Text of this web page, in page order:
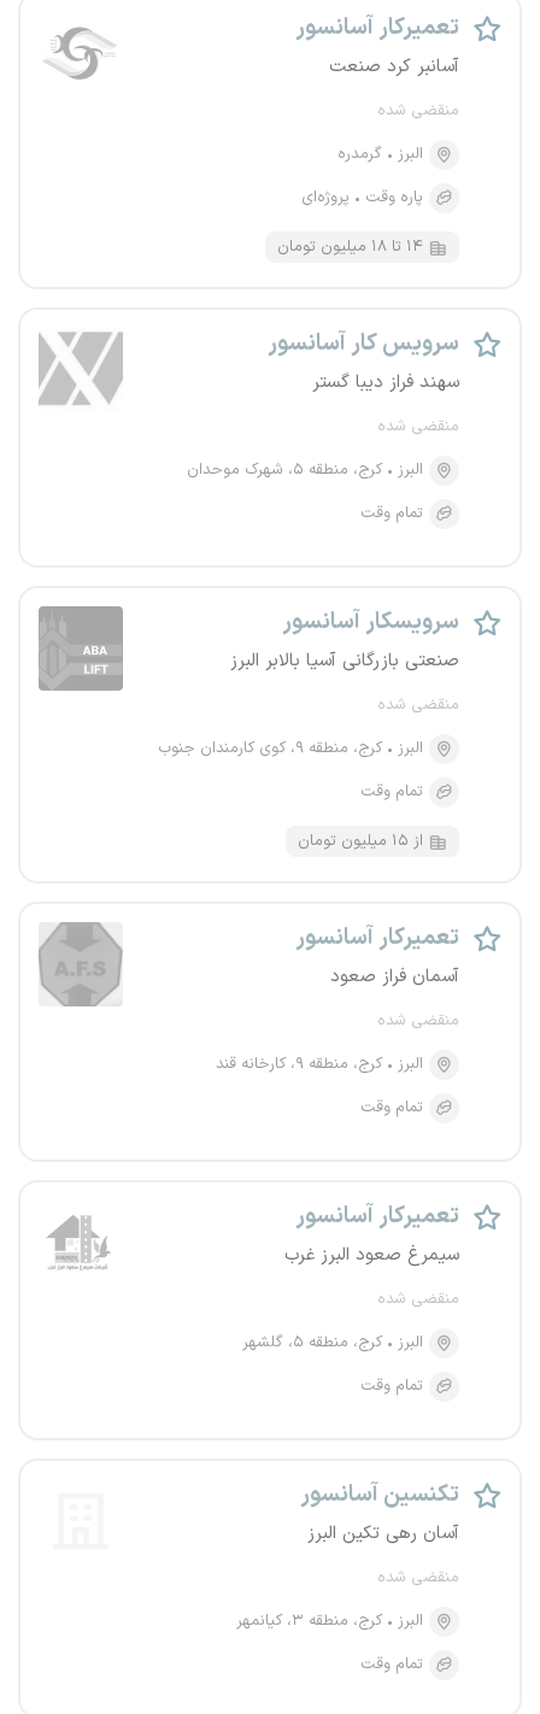
تعمیرکار آسانسور
آسانبر کرد صنعت
منقضی شده
البرز
گرمدره
پاره وقت
پروژه‌ای
۱۴ تا ۱۸ میلیون تومان
سرویس کار آسانسور
سهند فراز دیبا گستر
منقضی شده
البرز
کرج، منطقه ۵، شهرک موحدان
تمام وقت
سرویسکار آسانسور
صنعتی بازرگانی آسیا بالابر البرز
منقضی شده
البرز
کرج، منطقه ۹، کوی کارمندان جنوب
تمام وقت
از ۱۵ میلیون تومان
تعمیرکار آسانسور
آسمان فراز صعود
منقضی شده
البرز
کرج، منطقه ۹، کارخانه قند
تمام وقت
تعمیرکار آسانسور
سیمرغ صعود البرز غرب
منقضی شده
البرز
کرج، منطقه ۵، گلشهر
تمام وقت
تکنسین آسانسور
آسان رهی تکین البرز
منقضی شده
البرز
کرج، منطقه ۳، کیانمهر
تمام وقت